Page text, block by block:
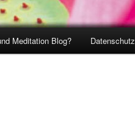
Meditation Blog? Datenschutz